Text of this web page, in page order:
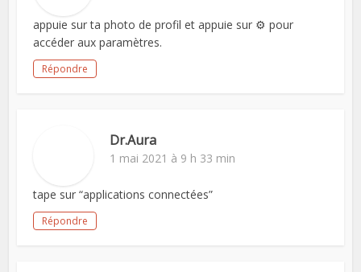
appuie sur ta photo de profil et appuie sur ⚙️ pour
accéder aux paramètres.
Répondre
Dr.Aura
1 mai 2021 à 9 h 33 min
tape sur “applications connectées”
Répondre